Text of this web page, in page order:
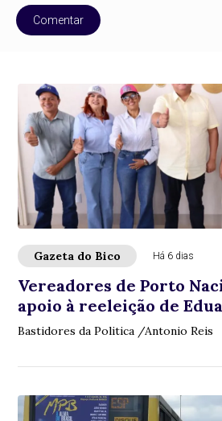
Comentar
Gazeta do Bico Há 6 dias
Vereadores de Porto
apoio à reeleição de
Bastidores da Politica /Antonio Reis